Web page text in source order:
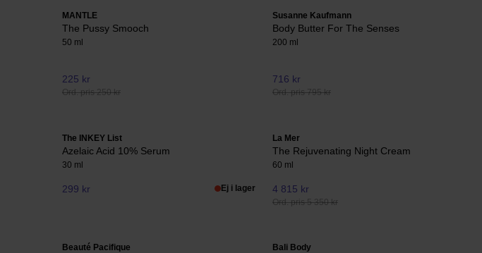
MANTLE
The Pussy Smooch
50 ml
225 kr
Ord. pris 250 kr
Susanne Kaufmann
Body Butter For The Senses
200 ml
716 kr
Ord. pris 795 kr
The INKEY List
Azelaic Acid 10% Serum
30 ml
299 kr Ej i lager
La Mer
The Rejuvenating Night Cream
60 ml
4 815 kr
Ord. pris 5 350 kr
Beauté Pacifique Bali Body